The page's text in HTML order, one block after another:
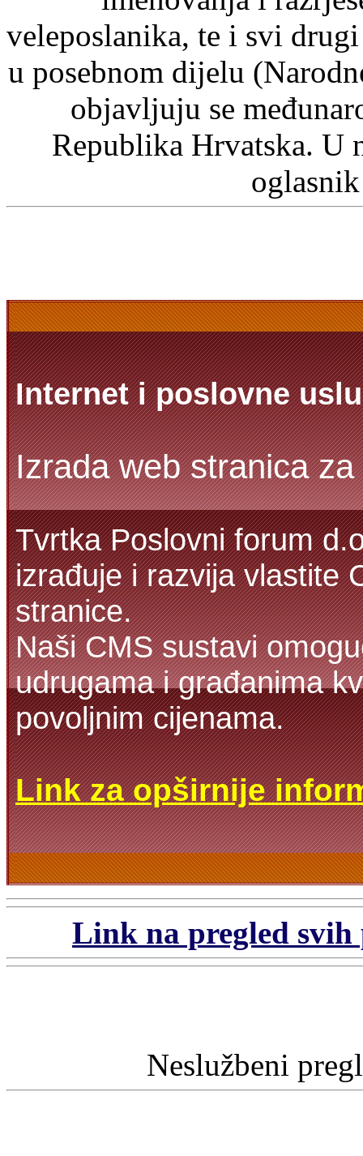
veleposlanika, te i svi
u posebnom dijelu
objavljuju se
Republika Hrvatska. U
Internet i poslovne
Izrada web stranica
Tvrtka Poslovni forum
izrađuje i razvija vlastite
stranice.
Naši CMS sustavi
udrugama i građanima
povoljnim cijenama.
Link za opširnije
Link na pregled
Neslužbeni